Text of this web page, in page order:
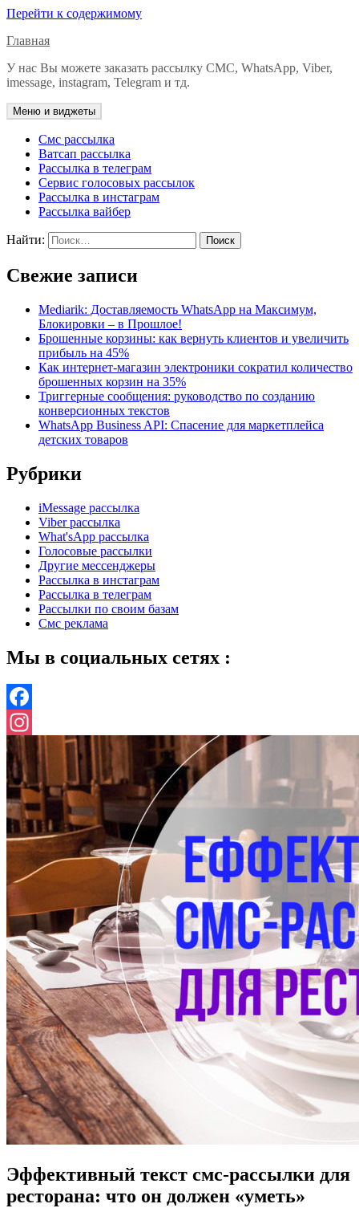
Перейти к содержимому
Главная
У нас Вы можете заказать рассылку СМС, WhatsApp, Viber,
imessage, instagram, Telegram и тд.
Меню и виджеты
Смс рассылка
Ватсап рассылка
Рассылка в телеграм
Сервис голосовых рассылок
Рассылка в инстаграм
Рассылка вайбер
Найти:
Свежие записи
Mediarik: Доставляемость WhatsApp на Максимум,
Блокировки – в Прошлое!
Брошенные корзины: как вернуть клиентов и увеличить
прибыль на 45%
Как интернет-магазин электроники сократил количество
брошенных корзин на 35%
Триггерные сообщения: руководство по созданию
конверсионных текстов
WhatsApp Business API: Спасение для маркетплейса
детских товаров
Рубрики
iMessage рассылка
Viber рассылка
What'sApp рассылка
Голосовые рассылки
Другие мессенджеры
Рассылка в инстаграм
Рассылка в телеграм
Рассылки по своим базам
Смс реклама
Мы в социальных сетях :
Facebook
Instagram
Эффективный текст смс-рассылки для
ресторана: что он должен «уметь»